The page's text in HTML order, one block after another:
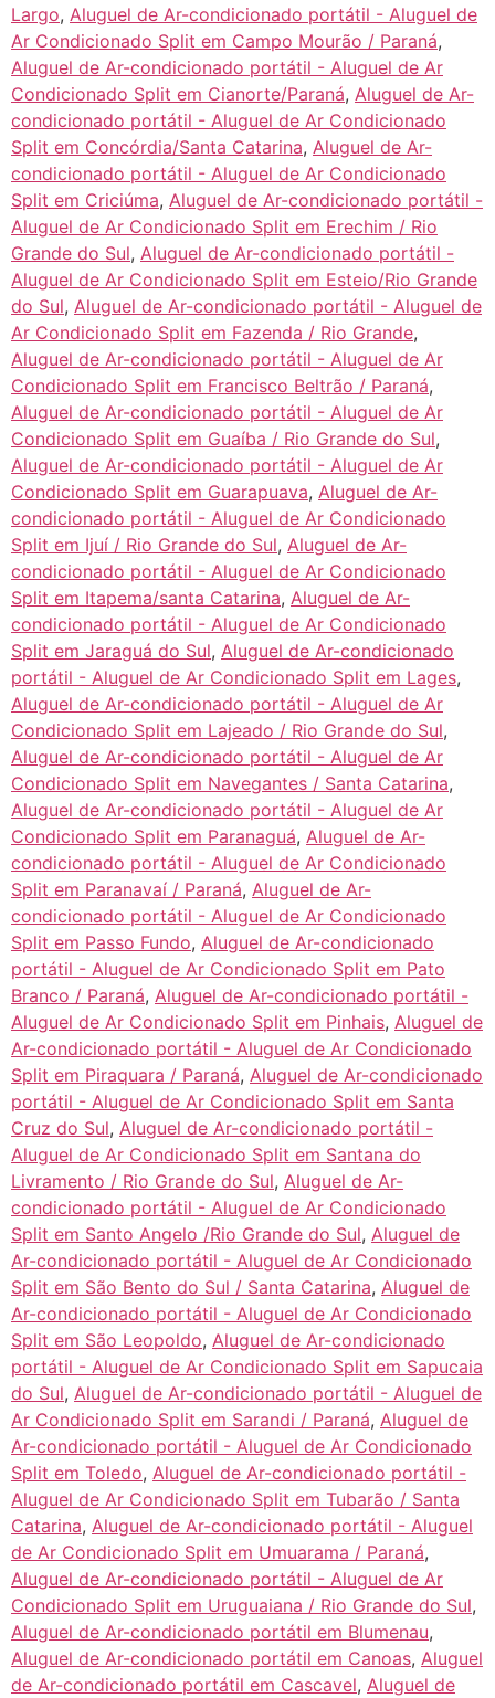
Largo, Aluguel de Ar-condicionado portátil - Aluguel de
Ar Condicionado Split em Campo Mourão / Paraná,
Aluguel de Ar-condicionado portátil - Aluguel de Ar
Condicionado Split em Cianorte/Paraná, Aluguel de Ar-
condicionado portátil - Aluguel de Ar Condicionado
Split em Concórdia/Santa Catarina, Aluguel de Ar-
condicionado portátil - Aluguel de Ar Condicionado
Split em Criciúma, Aluguel de Ar-condicionado portátil -
Aluguel de Ar Condicionado Split em Erechim / Rio
Grande do Sul, Aluguel de Ar-condicionado portátil -
Aluguel de Ar Condicionado Split em Esteio/Rio Grande
do Sul, Aluguel de Ar-condicionado portátil - Aluguel de
Ar Condicionado Split em Fazenda / Rio Grande,
Aluguel de Ar-condicionado portátil - Aluguel de Ar
Condicionado Split em Francisco Beltrão / Paraná,
Aluguel de Ar-condicionado portátil - Aluguel de Ar
Condicionado Split em Guaíba / Rio Grande do Sul,
Aluguel de Ar-condicionado portátil - Aluguel de Ar
Condicionado Split em Guarapuava, Aluguel de Ar-
condicionado portátil - Aluguel de Ar Condicionado
Split em Ijuí / Rio Grande do Sul, Aluguel de Ar-
condicionado portátil - Aluguel de Ar Condicionado
Split em Itapema/santa Catarina, Aluguel de Ar-
condicionado portátil - Aluguel de Ar Condicionado
Split em Jaraguá do Sul, Aluguel de Ar-condicionado
portátil - Aluguel de Ar Condicionado Split em Lages,
Aluguel de Ar-condicionado portátil - Aluguel de Ar
Condicionado Split em Lajeado / Rio Grande do Sul,
Aluguel de Ar-condicionado portátil - Aluguel de Ar
Condicionado Split em Navegantes / Santa Catarina,
Aluguel de Ar-condicionado portátil - Aluguel de Ar
Condicionado Split em Paranaguá, Aluguel de Ar-
condicionado portátil - Aluguel de Ar Condicionado
Split em Paranavaí / Paraná, Aluguel de Ar-
condicionado portátil - Aluguel de Ar Condicionado
Split em Passo Fundo, Aluguel de Ar-condicionado
portátil - Aluguel de Ar Condicionado Split em Pato
Branco / Paraná, Aluguel de Ar-condicionado portátil -
Aluguel de Ar Condicionado Split em Pinhais, Aluguel de
Ar-condicionado portátil - Aluguel de Ar Condicionado
Split em Piraquara / Paraná, Aluguel de Ar-condicionado
portátil - Aluguel de Ar Condicionado Split em Santa
Cruz do Sul, Aluguel de Ar-condicionado portátil -
Aluguel de Ar Condicionado Split em Santana do
Livramento / Rio Grande do Sul, Aluguel de Ar-
condicionado portátil - Aluguel de Ar Condicionado
Split em Santo Angelo /Rio Grande do Sul, Aluguel de
Ar-condicionado portátil - Aluguel de Ar Condicionado
Split em São Bento do Sul / Santa Catarina, Aluguel de
Ar-condicionado portátil - Aluguel de Ar Condicionado
Split em São Leopoldo, Aluguel de Ar-condicionado
portátil - Aluguel de Ar Condicionado Split em Sapucaia
do Sul, Aluguel de Ar-condicionado portátil - Aluguel de
Ar Condicionado Split em Sarandi / Paraná, Aluguel de
Ar-condicionado portátil - Aluguel de Ar Condicionado
Split em Toledo, Aluguel de Ar-condicionado portátil -
Aluguel de Ar Condicionado Split em Tubarão / Santa
Catarina, Aluguel de Ar-condicionado portátil - Aluguel
de Ar Condicionado Split em Umuarama / Paraná,
Aluguel de Ar-condicionado portátil - Aluguel de Ar
Condicionado Split em Uruguaiana / Rio Grande do Sul,
Aluguel de Ar-condicionado portátil em Blumenau,
Aluguel de Ar-condicionado portátil em Canoas, Aluguel
de Ar-condicionado portátil em Cascavel, Aluguel de